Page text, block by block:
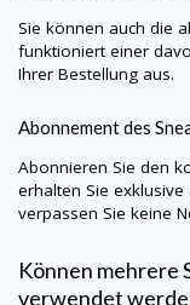
Sie können auch die
funktioniert einer
Ihrer Bestellung aus.
Abonnement des
Abonnieren Sie den
erhalten Sie
verpassen Sie keine
Können mehrere
verwendet